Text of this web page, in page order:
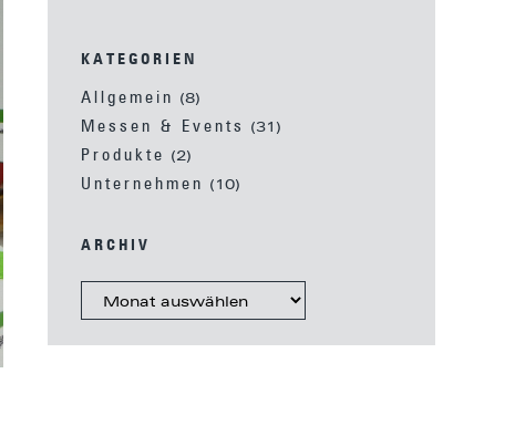
KATEGORIEN
Allgemein (8)
Messen & Events (31)
Produkte (2)
Unternehmen (10)
ARCHIV